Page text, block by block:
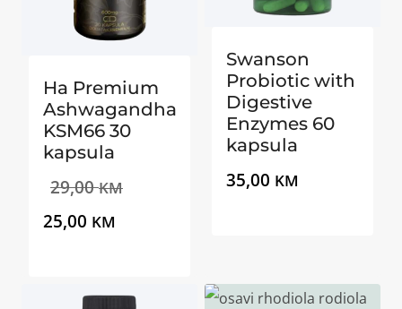
Ha Premium
Ashwagandha
KSM66 30
kapsula
29,00KMIzvorna
25,00 KM
Swanson
Probiotic with
Digestive
Enzymes 60
kapsula
35,00 KM